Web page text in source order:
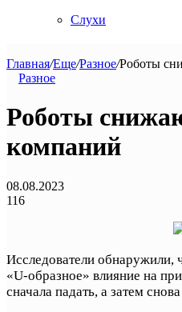
Слухи
Главная/Еще/Разное/Роботы
Разное
Роботы
компаний
08.08.2023
116
Исследователи обнаружили,
«U-образное» влияние на
сначала падать, а затем